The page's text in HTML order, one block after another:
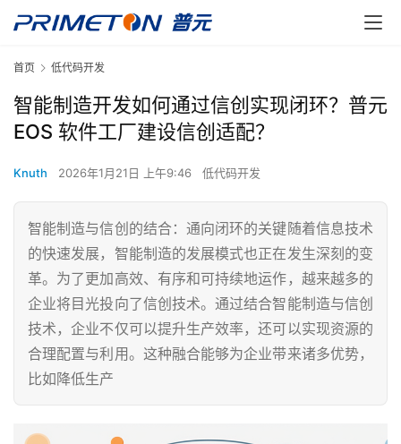
首页 低代码开发
智能制造开发如何通过信创实现闭环？普元
EOS 软件工厂建设信创适配？
Knuth 2026年1月21日 上午9:46 低代码开发
智能制造与信创的结合：通向闭环的关键随着信息技术
的快速发展，智能制造的发展模式也正在发生深刻的变
革。为了更加高效、有序和可持续地运作，越来越多的
企业将目光投向了信创技术。通过结合智能制造与信创
技术，企业不仅可以提升生产效率，还可以实现资源的
合理配置与利用。这种融合能够为企业带来诸多优势，
比如降低生产